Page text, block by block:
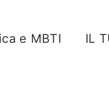
e MBTI IL